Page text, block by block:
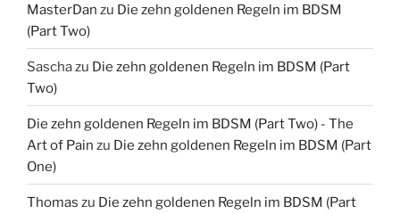
MasterDan zu Die zehn goldenen Regeln im BDSM
(Part Two)
Saschazu Die zehn goldenen Regeln im BDSM (Part
Two)
Die zehn goldenen Regeln im BDSM (Part Two) - The
Art of Pain zu Die zehn goldenen Regeln im BDSM (Part
One)
Thomas zu Die zehn goldenen Regeln im BDSM (Part